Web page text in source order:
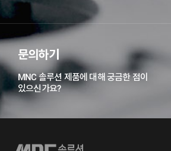
문의하기
MNC 솔루션 제품에 대해 궁금한 점이
있으신가요?